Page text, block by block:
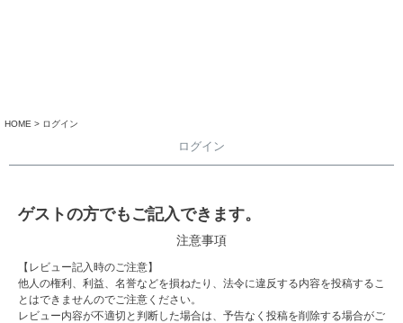
HOME ログイン
ログイン
ゲストの方でもご記入できます。
注意事項
【レビュー記入時のご注意】
他人の権利、利益、名誉などを損ねたり、法令に違反する内容を投稿するこ
とはできませんのでご注意ください。
レビュー内容が不適切と判断した場合は、予告なく投稿を削除する場合がご